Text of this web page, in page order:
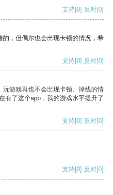
支持[0] 反对[0]
，但偶尔也会出现卡顿的情况，希
支持[0] 反对[0]
游戏再也不会出现卡顿、掉线的情
有了这个app，我的游戏水平提升了
支持[0] 反对[0]
支持[0] 反对[0]